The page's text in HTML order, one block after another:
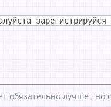
обязательно лучше , но